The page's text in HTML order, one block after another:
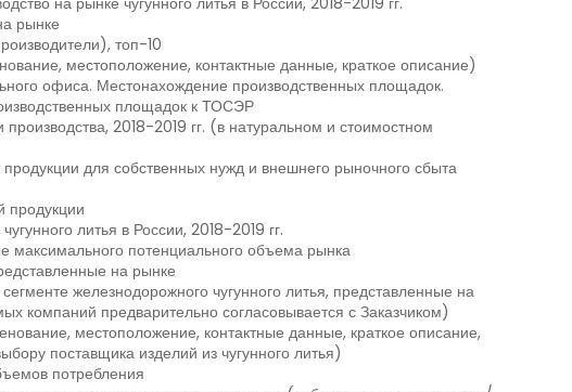
рынке
топ-10
местоположение, контактные данные, краткое описание)
офиса. Местонахождение производственных площадок.
площадок к ТОСЭР
2018-2019 гг. (в натуральном и стоимостном
для собственных нужд и внешнего рыночного сбыта
литья в России, 2018-2019 гг.
потенциального объема рынка
на рынке
железнодорожного чугунного литья, представленные на
компаний предварительно согласовывается с Заказчиком)
местоположение, контактные данные, краткое описание,
поставщика изделий из чугунного литья)
потребления